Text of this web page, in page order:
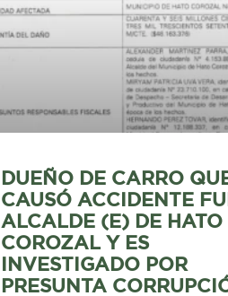
DUEÑO DE CARRO
CAUSÓ ACCIDENTE
ALCALDE (E) DE HATO
COROZAL Y ES
INVESTIGADO POR
PRESUNTA